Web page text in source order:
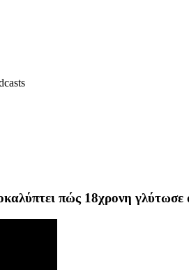
πώς 18χρονη